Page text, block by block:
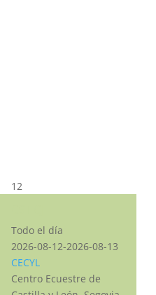
12
Todo el día
2026-08-12-2026-08-13
CECYL
Centro Ecuestre de